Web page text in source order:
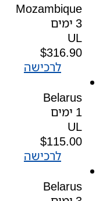
Mozambique
3 ימים
UL
$316.90
לרכישה
Belarus
1 ימים
UL
$115.00
לרכישה
Belarus